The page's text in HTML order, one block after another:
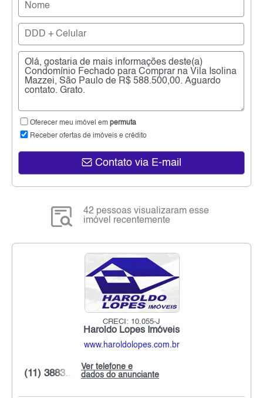
Oferecer meu imóvel em permuta
Receber ofertas de imóveis e crédito
Contato via E-mail
42 pessoas visualizaram esse
imóvel recentemente
CRECI: 10.055-J
Haroldo Lopes Imóveis
www.haroldolopes.com.br
Ver telefone e
dados do anunciante
(11) 3883...